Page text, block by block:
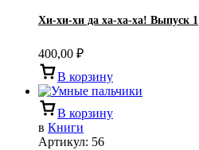
Хи-хи-хи да ха-ха-ха! Выпуск 1
400,00 ₽
В корзину
В корзину
в Книги
Артикул: 56